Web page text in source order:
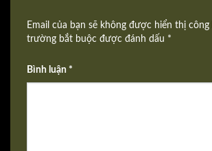
Email của bạn sẽ không được hiển thị công
trường bắt buộc được đánh dấu *
Bình luận *